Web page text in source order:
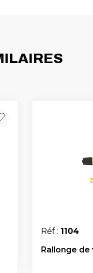
Réf : 1104
Rallonge de